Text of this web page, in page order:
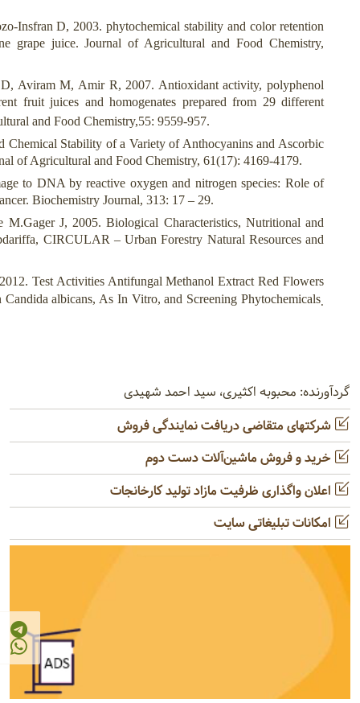
Insfran D, 2003. phytochemical stability and color retention
grape juice. Journal of Agricultural and Food Chemistry,
Aviram M, Amir R, 2007. Antioxidant activity, polyphenol
fruit juices and homogenates prepared from 29 different
and Food Chemistry,55: 9559-957.
Stability of a Variety of Anthocyanins and Ascorbic
of Agricultural and Food Chemistry, 61(17): 4169-4179.
to DNA by reactive oxygen and nitrogen species: Role of
Biochemistry Journal, 313: 17 – 29.
J, 2005. Biological Characteristics, Nutritional and
CIRCULAR – Urban Forestry Natural Resources and
Test Activities Antifungal Methanol Extract Red Flowers
Candida albicans, As In Vitro, and Screening Phytochemicals.
گردآورنده: محبوبه اکثیری، سید احمد شهیدی
شرکتهای متقاضی دریافت نمایندگی فروش
خرید و فروش ماشین‌آلات دست دوم
اعلان واگذاری ظرفیت مازاد تولید کارخانجات
امکانات تبلیغاتی سایت